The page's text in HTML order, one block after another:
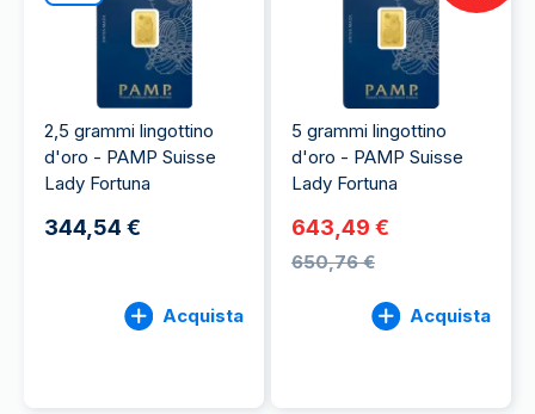
2,5 grammi lingottino
d'oro - PAMP Suisse
Lady Fortuna
344,54 €
Acquista
5 grammi lingottino
d'oro - PAMP Suisse
Lady Fortuna
643,49 €
650,76 €
Acquista